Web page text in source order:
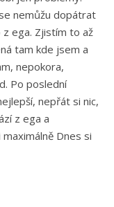
nemůžu dopátrat
ega. Zjistím to až
tam kde jsem a
nepokora,
Po poslední
nepřát si nic,
z ega a
Dnes si